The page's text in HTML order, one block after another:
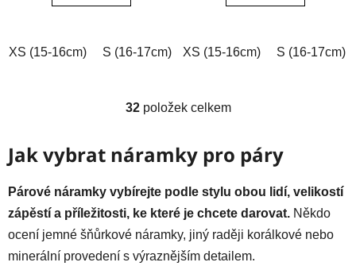
XS (15-16cm) S (16-17cm) M (17-18cm) L (18-19cm)
XS (15-16cm) S (16-17cm)
O
l
á
d
a
c
í
p
32položek celkem
Jak vybrat náramky pro páry
Párové náramky vybírejte podle stylu obou lidí, velikostí
zápěstí a příležitosti, ke které je chcete darovat. Někdo
ocení jemné šňůrkové náramky, jiný raději korálkové nebo
minerální provedení s výraznějším detailem.